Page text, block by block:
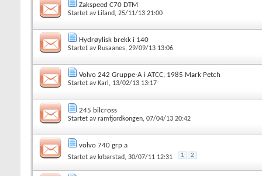
Zakspeed C70 DTM
Startet av Liland, 25/11/13 21:00
Hydrøylisk brekk i 140
Startet av Rusaanes, 29/09/13 13:06
Volvo 242 Gruppe-A i ATCC, 1985 Mark Petch
Startet avKarl, 13/02/13 13:17
245 bilcross
Startet avramfjordkongen, 07/04/13 20:42
volvo 740 grp a
Startet av krbarstad, 30/07/11 12:31 1 2